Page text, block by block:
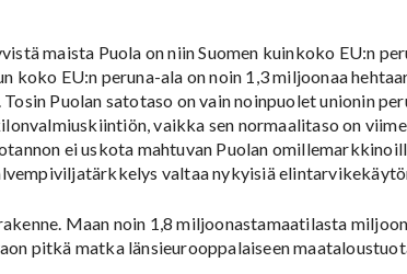
maista Puola on niin Suomen kuinkoko EU:n
koko EU:n peruna-ala on noin 1,3 miljoonaa
Puolan satotaso on vain noinpuolet unionin
vaikka sen normaalitaso on
ei uskota mahtuvan Puolan
valtaa nykyisiä
Maan noin 1,8 miljoonastamaatilasta
pitkä matka länsieurooppalaiseen